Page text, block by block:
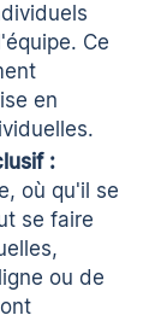
Ce
en
:
où qu'il se
se faire
ou de